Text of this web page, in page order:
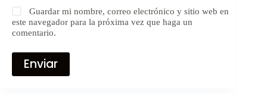
Guardar mi nombre, correo electrónico y sitio web en
este navegador para la próxima vez que haga un
comentario.
Enviar